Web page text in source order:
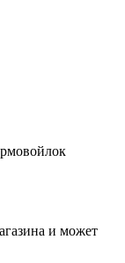
и может